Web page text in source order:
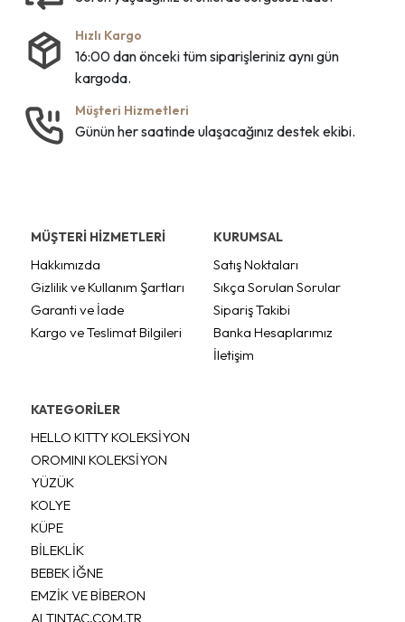
Hızlı Kargo
16:00 dan önceki tüm siparişleriniz aynı gün
kargoda.
Müşteri Hizmetleri
Günün her saatinde ulaşacağınız destek ekibi.
MÜŞTERİ HİZMETLERİ
Hakkımızda
Gizlilik ve Kullanım Şartları
Garanti ve İade
Kargo ve Teslimat Bilgileri
KURUMSAL
Satış Noktaları
Sıkça Sorulan Sorular
Sipariş Takibi
Banka Hesaplarımız
İletişim
KATEGORİLER
HELLO KITTY KOLEKSİYON
OROMINI KOLEKSİYON
YÜZÜK
KOLYE
KÜPE
BİLEKLİK
BEBEK İĞNE
EMZİK VE BİBERON
ALTINTAC.COM.TR